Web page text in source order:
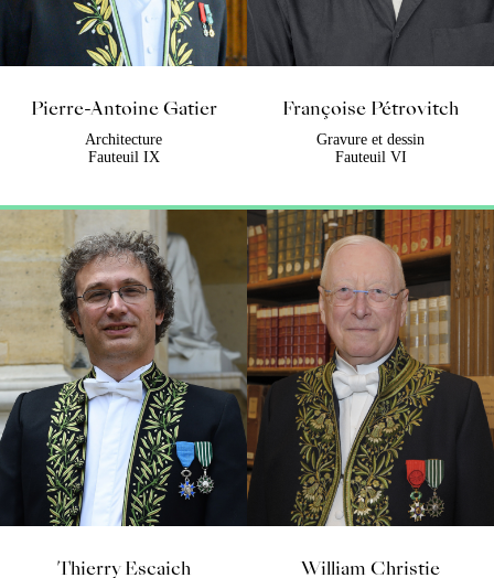
Pierre-Antoine Gatier
Architecture
Fauteuil IX
Françoise Pétrovitch
Gravure et dessin
Fauteuil VI
Thierry Escaich William Christie